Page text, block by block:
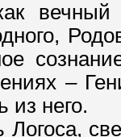
вечный
–
из него.